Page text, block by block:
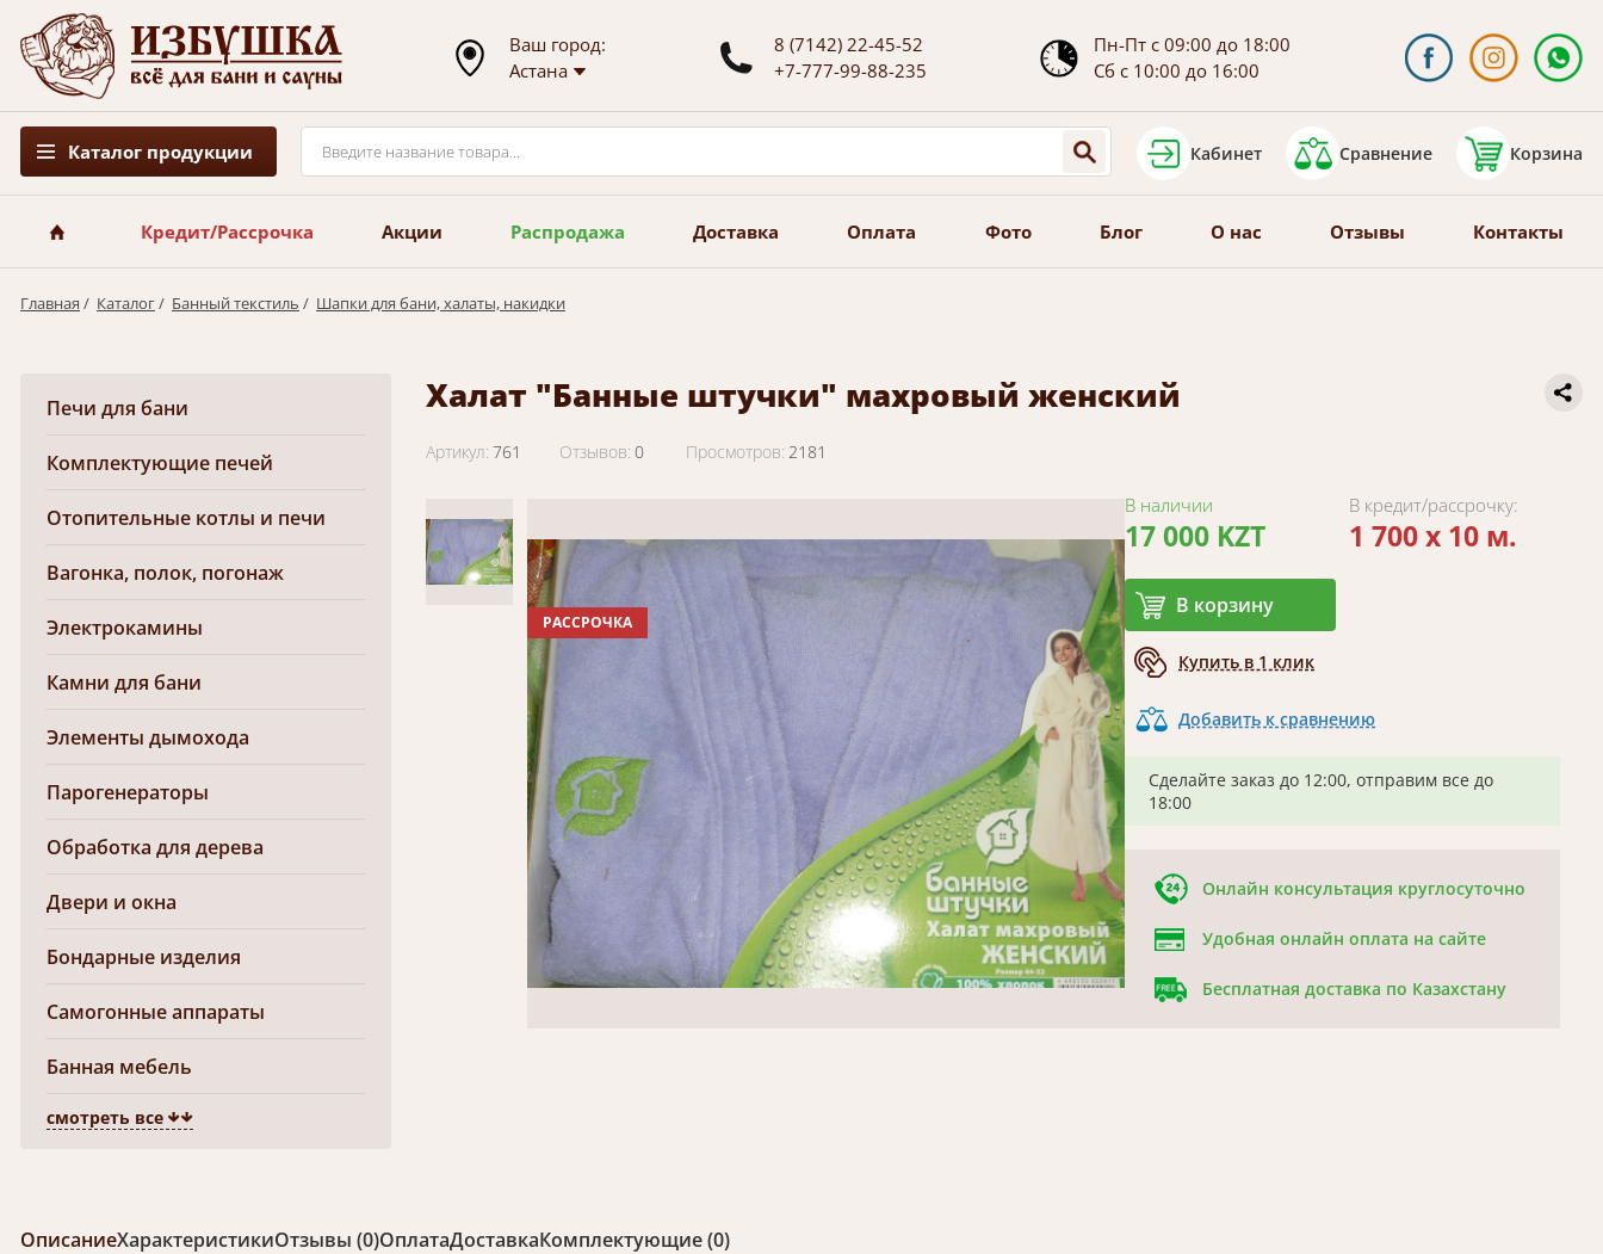
Ваш город:
Астана
8 (7142) 22-45-52
+7-777-99-88-235
Пн-Пт с 09:00 до 18:00
Сб с 10:00 до 16:00
Каталог продукции Кабинет Сравнение Корзина
Кредит/Рассрочка Акции Распродажа Доставка Оплата Фото Блог О нас Отзывы Контакты
Главная / Каталог/ Банный текстиль / Шапки для бани, халаты, накидки
Печи для бани
Комплектующие печей
Отопительные котлы и печи
Вагонка, полок, погонаж
Электрокамины
Камни для бани
Элементы дымохода
Парогенераторы
Обработка для дерева
Двери и окна
Бондарные изделия
Самогонные аппараты
Банная мебель
смотреть все
Халат "Банные штучки" махровый женский
Артикул: 761 Отзывов: 0 Просмотров: 2181
РАССРОЧКА
В наличии
17 000 KZT
В корзину
Купить в 1 клик
В кредит/рассрочку:
1 700 x 10 м.
Добавить к сравнению
Сделайте заказ до 12:00, отправим все до
18:00
Онлайн консультация круглосуточно
Удобная онлайн оплата на сайте
Бесплатная доставка по Казахстану
ОписаниеХарактеристикиОтзывы (0)ОплатаДоставкаКомплектующие (0)